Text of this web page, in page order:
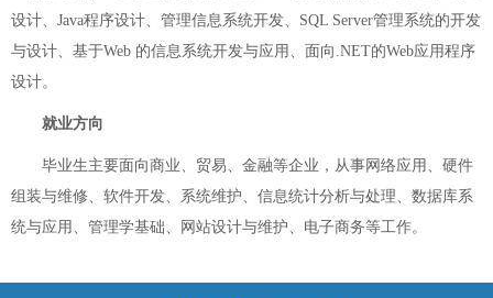
设计、Java程序设计、管理信息系统开发、SQL Server管理系统的开发
与设计、基于Web 的信息系统开发与应用、面向.NET的Web应用程序
设计。
就业方向
毕业生主要面向商业、贸易、金融等企业，从事网络应用、硬件
组装与维修、软件开发、系统维护、信息统计分析与处理、数据库系
统与应用、管理学基础、网站设计与维护、电子商务等工作。